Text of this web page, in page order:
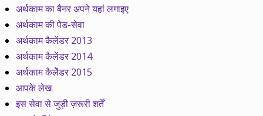
अर्थकाम का बैनर अपने यहां लगाइए
अर्थकाम की पेड-सेवा
अर्थकाम कैलेंडर 2013
अर्थकाम कैलेंडर 2014
अर्थकाम कैलेेंडर 2015
आपके लेख
इस सेवा से जुड़ी ज़रूरी शर्तें